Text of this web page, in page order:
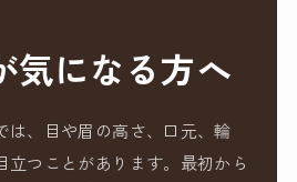
気になる方へ
は、目や眉の高さ、口元、輪
立つことがあります。最初から